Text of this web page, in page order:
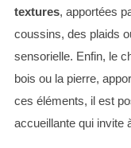
textures, apportées
coussins, des plaids
sensorielle. Enfin, le
bois ou la pierre,
ces éléments, il est
accueillante qui invite